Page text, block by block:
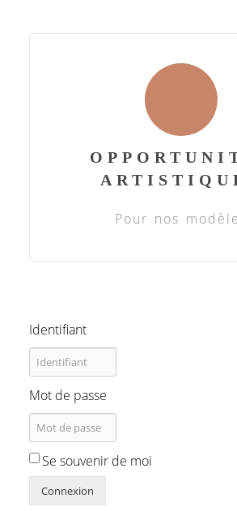
Pour nos
Identifiant
Mot de passe
Se souvenir de moi
Connexion